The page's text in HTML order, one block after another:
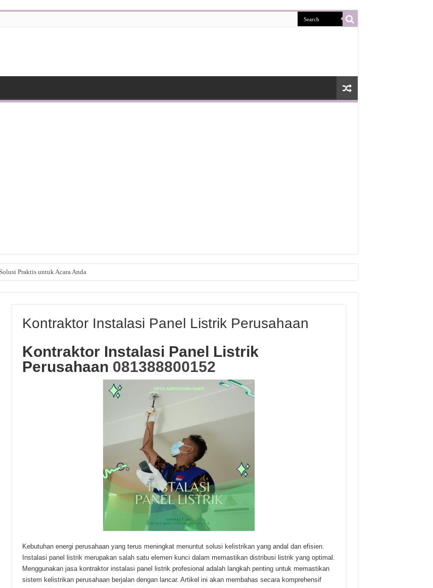
Praktis untuk Acara Anda
Kontraktor Instalasi Panel Listrik Perusahaan
Kontraktor Instalasi Panel Listrik
Perusahaan 081388800152
Kebutuhan energi perusahaan yang terus meningkat menuntut solusi kelistrikan yang andal dan efisien.
Instalasi panel listrik merupakan salah satu elemen kunci dalam memastikan distribusi listrik yang optimal.
Menggunakan jasa kontraktor instalasi panel listrik profesional adalah langkah penting untuk memastikan
sistem kelistrikan perusahaan berjalan dengan lancar. Artikel ini akan membahas secara komprehensif